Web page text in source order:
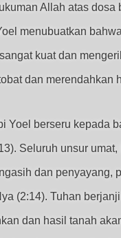
Allah atas
menubuatkan
kuat dan
dan
Yoel berseru kepada
Seluruh unsur
dan penyayang,
(2:14). Tuhan
dan hasil tanah